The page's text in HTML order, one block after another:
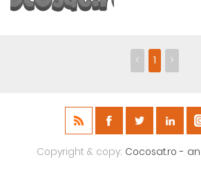
< 1 >
Copyright & copy; Cocosat.ro -